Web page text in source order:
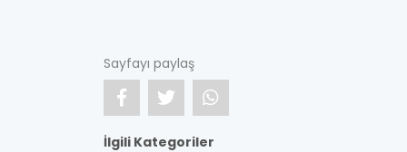
Sayfayı paylaş
İlgili Kategoriler